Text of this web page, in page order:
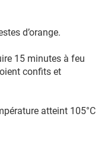
d’orange.
15 minutes à feu
confits et
atteint 105°C